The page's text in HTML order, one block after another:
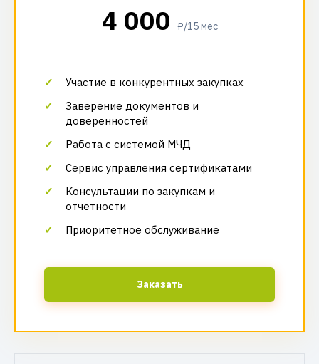
4 000 ₽/15 мес
Участие в конкурентных закупках
Заверение документов и
доверенностей
Работа с системой МЧД
Сервис управления сертификатами
Консультации по закупкам и
отчетности
Приоритетное обслуживание
Заказать